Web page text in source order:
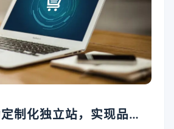
制化独立站，实现品牌